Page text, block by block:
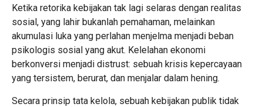
Ketika retorika kebijakan tak lagi selaras dengan realitas
sosial, yang lahir bukanlah pemahaman, melainkan
akumulasi luka yang perlahan menjelma menjadi beban
psikologis sosial yang akut. Kelelahan ekonomi
berkonversi menjadi distrust: sebuah krisis kepercayaan
yang tersistem, berurat, dan menjalar dalam hening.
Secara prinsip tata kelola, sebuah kebijakan publik tidak